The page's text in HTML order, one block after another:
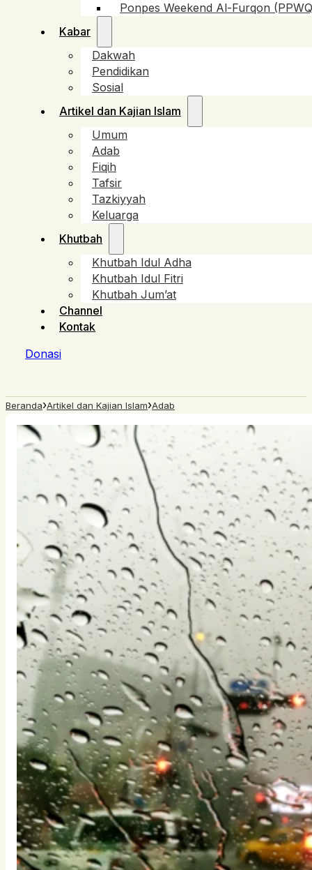
Ponpes Weekend Al-Furqon
Kabar
Dakwah
Pendidikan
Sosial
Artikel dan Kajian Islam
Umum
Adab
Fiqih
Tafsir
Tazkiyyah
Keluarga
Khutbah
Khutbah Idul Adha
Khutbah Idul Fitri
Khutbah Jum’at
Channel
Kontak
Donasi
Beranda›Artikel dan Kajian Islam›Adab